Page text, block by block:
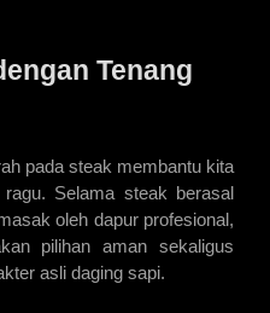
Tenang
pada steak membantu kita
Selama steak berasal
oleh dapur profesional,
pilihan aman sekaligus
asli daging sapi.